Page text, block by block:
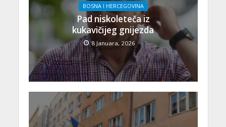
BOSNA I HERCEGOVINA
Pad niskoleteča iz
kukavičijeg gnijezda
8 Januara, 2026